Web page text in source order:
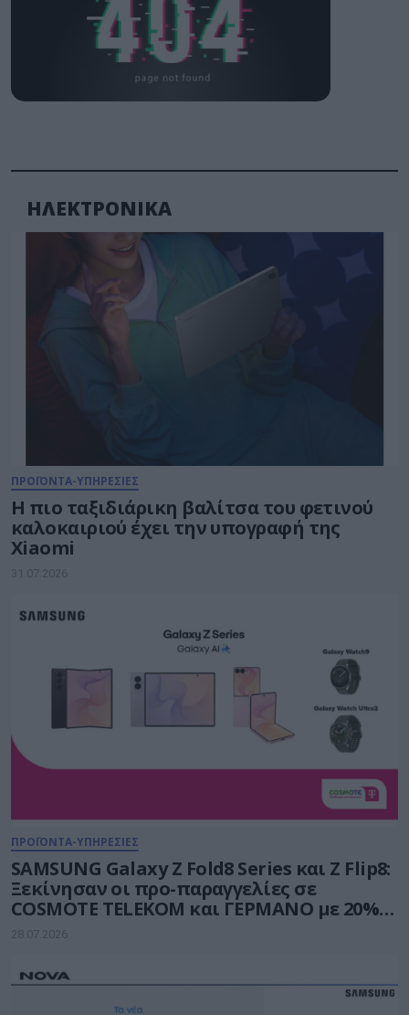
ΗΛΕΚΤΡΟΝΙΚΑ
ΠΡΟΪΟΝΤΑ-ΥΠΗΡΕΣΙΕΣ
Η πιο ταξιδιάρικη βαλίτσα του φετινού
καλοκαιριού έχει την υπογραφή της
Xiaomi
31.07.2026
ΠΡΟΪΟΝΤΑ-ΥΠΗΡΕΣΙΕΣ
SAMSUNG Galaxy Z Fold8 Series και Ζ Flip8:
Ξεκίνησαν οι προ-παραγγελίες σε
COSMOTE TELEKOM και ΓΕΡΜΑΝΟ με 20%
payzy cashback
28.07.2026